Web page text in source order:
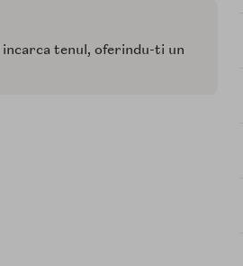
tenul, oferindu-ti un